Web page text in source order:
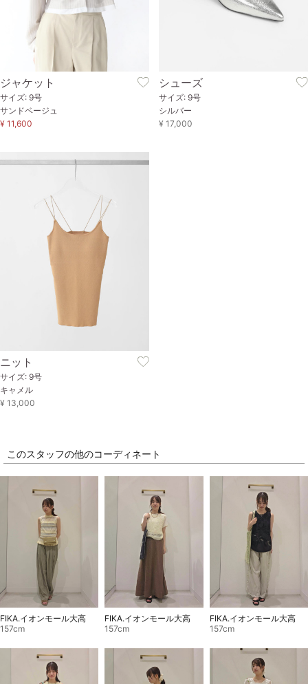
ジャケット
サイズ: 9号
サンドベージュ
¥ 11,600
シューズ
サイズ: 9号
シルバー
¥ 17,000
ニット
サイズ: 9号
キャメル
¥ 13,000
このスタッフの他のコーディネート
FIKA.イオンモール大高
157cm
FIKA.イオンモール大高
157cm
FIKA.イオンモール大高
157cm